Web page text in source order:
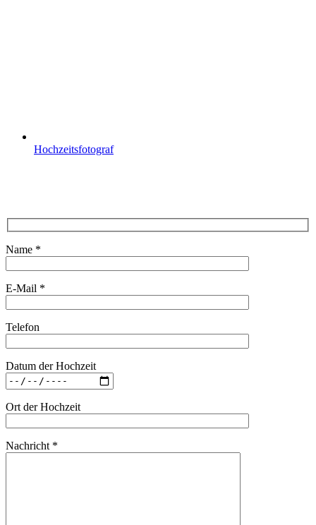
Hochzeitsfotograf
Name *
E-Mail *
Telefon
Datum der Hochzeit
Ort der Hochzeit
Nachricht *